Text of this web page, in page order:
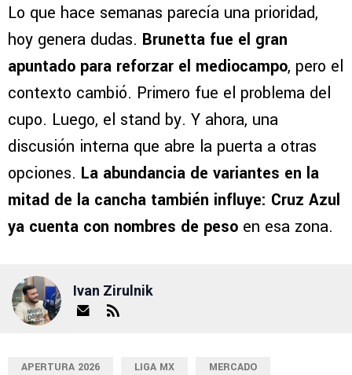
Lo que hace semanas parecía una prioridad,
hoy genera dudas. Brunetta fue el gran
apuntado para reforzar el mediocampo, pero el
contexto cambió. Primero fue el problema del
cupo. Luego, el stand by. Y ahora, una
discusión interna que abre la puerta a otras
opciones. La abundancia de variantes en la
mitad de la cancha también influye: Cruz Azul
ya cuenta con nombres de peso en esa zona.
Ivan Zirulnik
APERTURA 2026 LIGA MX MERCADO